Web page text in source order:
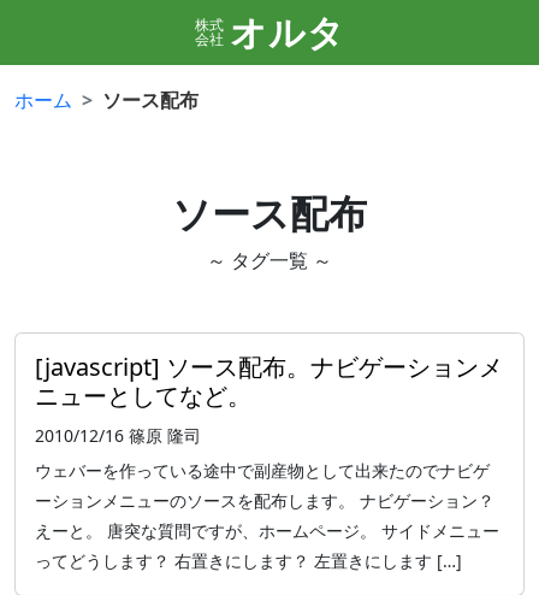
株式
会社 オルタ
ホーム ソース配布
ソース配布
～ タグ一覧 ～
[javascript] ソース配布。ナビゲーションメ
ニューとしてなど。
2010/12/16 篠原 隆司
ウェバーを作っている途中で副産物として出来たのでナビゲ
ーションメニューのソースを配布します。 ナビゲーション？
えーと。 唐突な質問ですが、ホームページ。 サイドメニュー
ってどうします？ 右置きにします？ 左置きにします […]